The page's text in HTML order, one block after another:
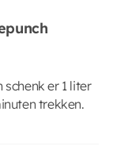
er 1 liter
trekken.